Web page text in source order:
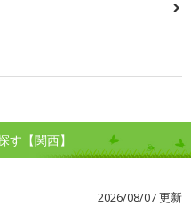
す【関西】
2026/08/07 更新